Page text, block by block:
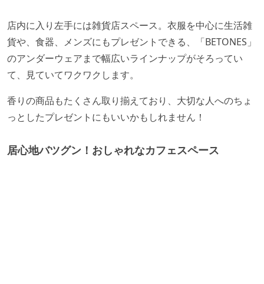
店内に入り左手には雑貨店スペース。衣服を中心に生活雑
貨や、食器、メンズにもプレゼントできる、「BETONES」
のアンダーウェアまで幅広いラインナップがそろってい
て、見ていてワクワクします。
香りの商品もたくさん取り揃えており、大切な人へのちょ
っとしたプレゼントにもいいかもしれません！
居心地バツグン！おしゃれなカフェスペース